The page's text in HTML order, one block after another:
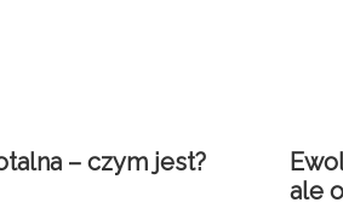
– czym jest?
ale